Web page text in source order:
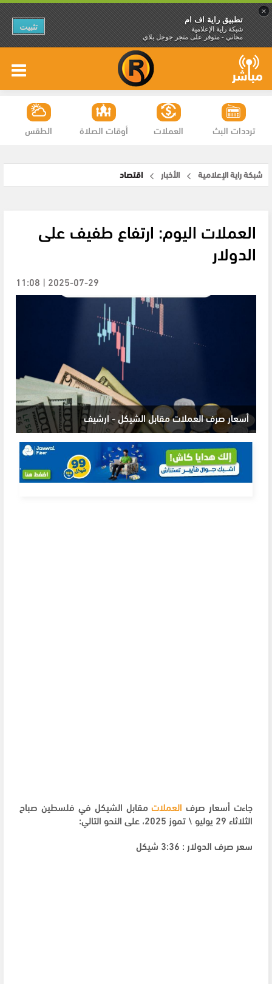
×
تطبيق راية اف ام
شبكة راية الإعلامية
مجاني - متوفر على متجر جوجل بلاي
تثبيت
الطقس أوقات الصلاة العملات ترددات البث
شبكة راية الإعلامية الأخبار اقتصاد
العملات اليوم: ارتفاع طفيف على
الدولار
2025-07-29 | 11:08
أسعار صرف العملات مقابل الشيكل - ارشيف
جاءت أسعار صرفالعملاتمقابل الشيكل في فلسطين صباح
الثلاثاء 29 يوليو \ تموز 2025، على النحو التالي:
سعر صرف الدولار : 3:36 شيكل